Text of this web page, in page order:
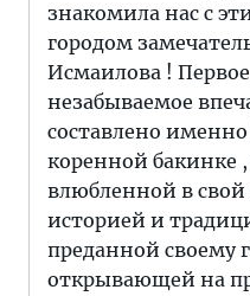
знакомила нас с
городом
Исмаилова !
незабываемое
составлено именно
коренной бакинке
влюбленной в свой
историей и
преданной своему
открывающей на